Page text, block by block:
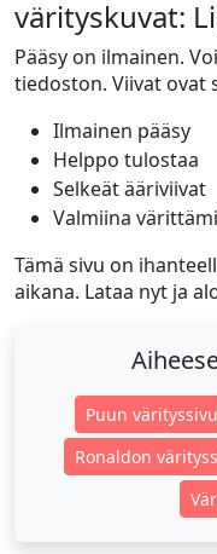
värityskuvat:
Pääsy on ilmainen.
tiedoston. Viivat ovat
Ilmainen pääsy
Helppo tulostaa
Selkeät ääriviivat
Valmiina
Tämä sivu on
aikana. Lataa nyt ja
Puun värityssivu
Ronaldon